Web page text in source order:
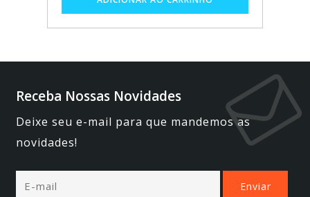
Receba Nossas Novidades
Deixe seu e-mail para que mandemos as
novidades!